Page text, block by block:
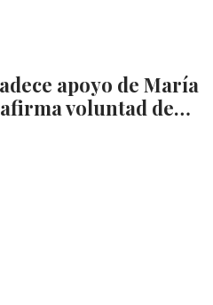
apoyo de María
voluntad de…